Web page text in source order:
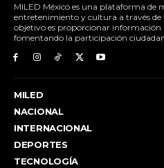
MILED México es una plataforma de
entretenimiento y cultura a través de
objetivo es proporcionar información
fomentando la participación
MILED
NACIONAL
INTERNACIONAL
DEPORTES
TECNOLOGÍA